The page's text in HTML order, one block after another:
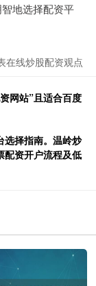
地选择配资平
在线炒股配资观点
网站”且适合百度
选择指南。温岭炒
配资开户流程及低